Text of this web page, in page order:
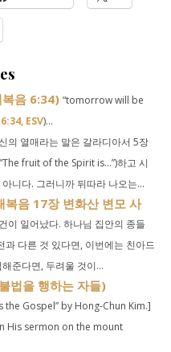
복음 6:34) “tomorrow will be
ESV)...
의 열매라는 말은 갈라디아서 5장
fruit of the Spirit is…”)하고 시
니다. 그러니까 뒤따라 나오는...
복음 17장 변화산 변모 사
이 일어났다. 하나님 집안의 종들
과 다른 것 있다면, 이번에는 친아드
준다면, 두려울 것이...
을 행하는 자들)
Gospel” by Hong-Chun Kim.]
His sermon on the mount